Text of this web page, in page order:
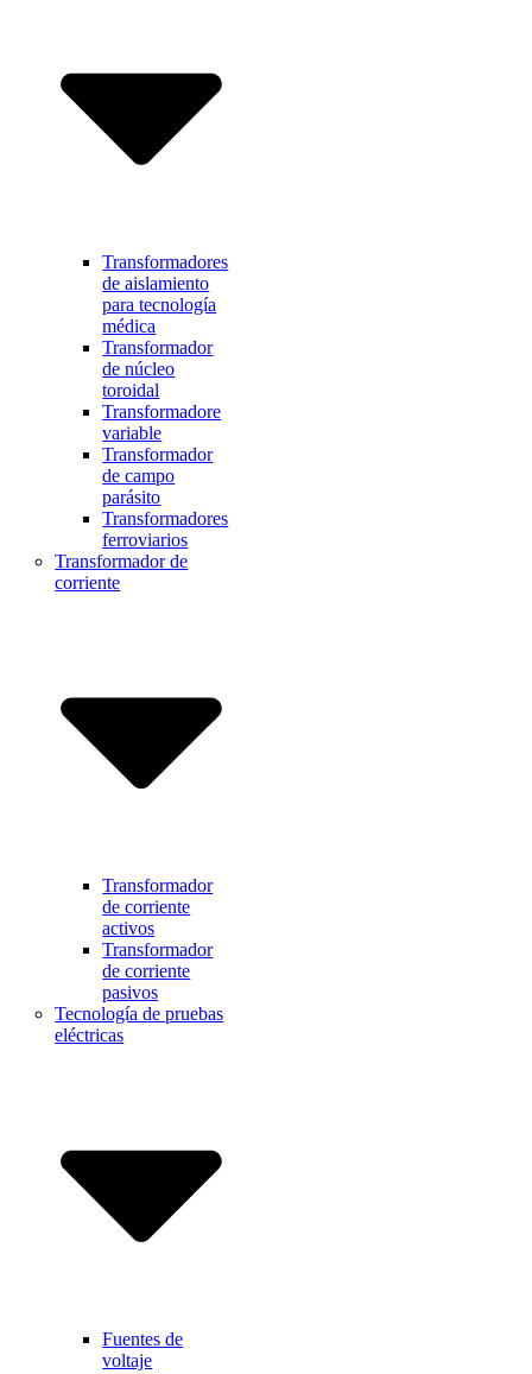
Transformadores
de aislamiento
para tecnología
médica
Transformador
de núcleo
toroidal
Transformadore
variable
Transformador
de campo
parásito
Transformadores
ferroviarios
Transformador de
corriente
Transformador
de corriente
activos
Transformador
de corriente
pasivos
Tecnología de pruebas
eléctricas
Fuentes de
voltaje